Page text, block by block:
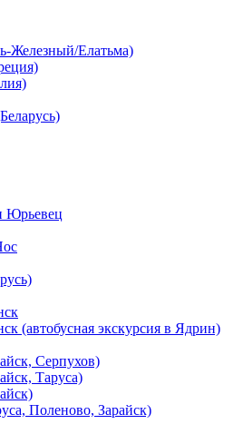
Железный/Елатьма)
Юрьевец
(автобусная экскурсия в Ядрин)
Серпухов)
Таруса)
Поленово, Зарайск)